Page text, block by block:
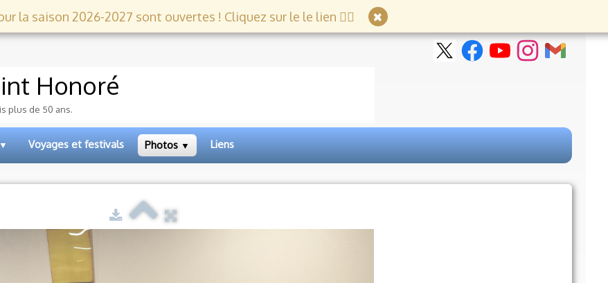
la saison 2026-2027 sont ouvertes ! Cliquez sur le le lien 👇🏻
Honoré
plus de 50 ans.
▼ Voyages et festivals Photos ▼ Liens